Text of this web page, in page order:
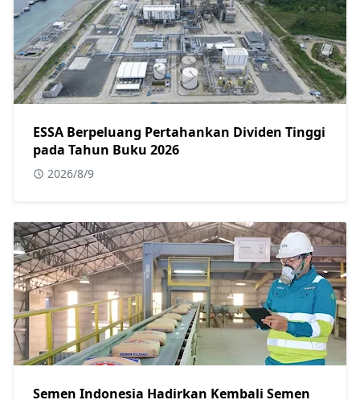
ESSA Berpeluang Pertahankan Dividen Tinggi
pada Tahun Buku 2026
2026/8/9
Semen Indonesia Hadirkan Kembali Semen